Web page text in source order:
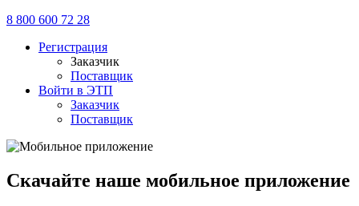
8 800 600 72 28
Регистрация
Заказчик
Поставщик
Войти в ЭТП
Заказчик
Поставщик
Скачайте наше мобильное приложение